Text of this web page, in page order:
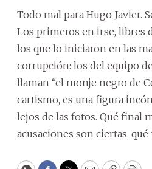
Todo mal para Hugo Javier.
Los primeros en irse, libres
los que lo iniciaron en las
corrupción: los del equipo
llaman “el monje negro de
cartismo, es una figura
lejos de las fotos. Qué final
acusaciones son ciertas,